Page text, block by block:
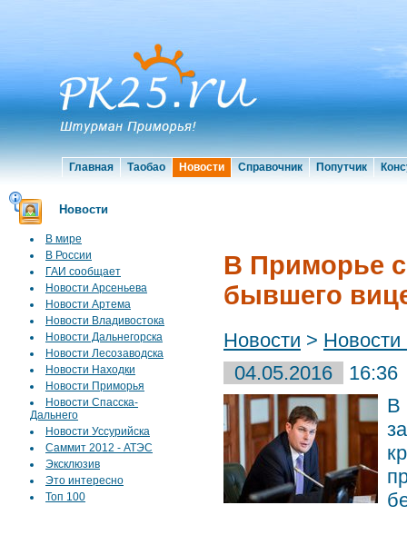
Главная Таобао Новости Справочник Попутчик
Новости
В мире
В России
ГАИ сообщает
Новости Арсеньева
Новости Артема
Новости Владивостока
Новости Дальнегорска
Новости Лесозаводска
Новости Находки
Новости Приморья
Новости Спасска-
Дальнего
Новости Уссурийска
Саммит 2012 - АТЭС
Эксклюзив
Это интересно
Топ 100
В Приморье
бывшего
Новости >
04.05.2016
16:36
В